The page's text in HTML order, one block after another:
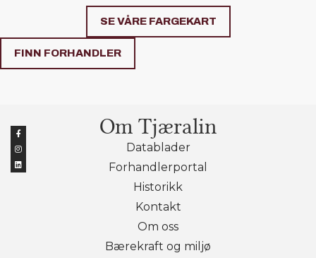
SE VÅRE FARGEKART
FINN FORHANDLER
Om Tjæralin
Datablader
Forhandlerportal
Historikk
Kontakt
Om oss
Bærekraft og miljø